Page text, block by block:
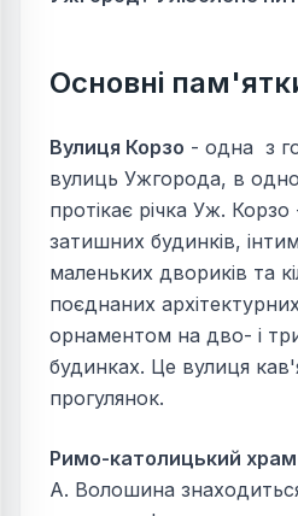
Основні
Вулиця Корзо - одна з
вулиць Ужгорода, в
протікає річка Уж.
затишних будинків,
маленьких двориків та
поєднаних
орнаментом на дво- і
будинках. Це вулиця
прогулянок.
Римо-католицький храм
А. Волошина